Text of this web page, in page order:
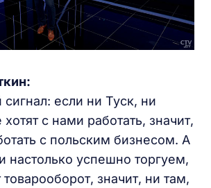
если ни Туск, ни
с нами работать, значит,
с польским бизнесом. А
настолько успешно торгуем,
товарооборот, значит, ни там,